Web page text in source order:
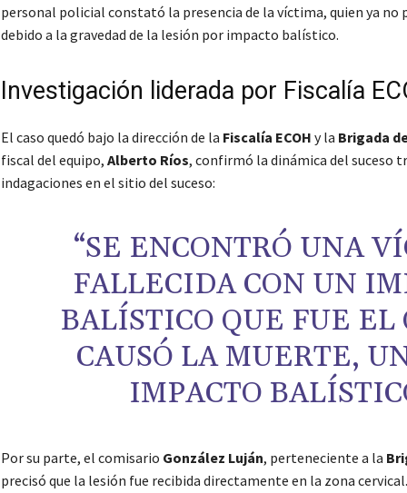
personal policial constató la presencia de la víctima, quien ya no
debido a la gravedad de la lesión por impacto balístico.
Investigación liderada por Fiscalía
El caso quedó bajo la dirección de la Fiscalía ECOH y la Brigada
fiscal del equipo, Alberto Ríos, confirmó la dinámica del suceso
indagaciones en el sitio del suceso:
“SE ENCONTRÓ UNA
FALLECIDA CON UN
BALÍSTICO QUE FUE EL
CAUSÓ LA MUERTE,
IMPACTO
Por su parte, el comisario González Luján, perteneciente a la
precisó que la lesión fue recibida directamente en la zona